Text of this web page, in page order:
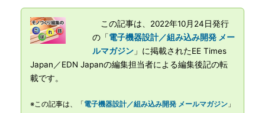
この記事は、2022年10月24日発行
の「電子機器設計／組み込み開発 メー
ルマガジン 」に掲載されたEE Times
Japan／EDN Japanの編集担当者による編集後記の転
載です。
※この記事は、「 電子機器設計／組み込み開発 メールマガジン 」